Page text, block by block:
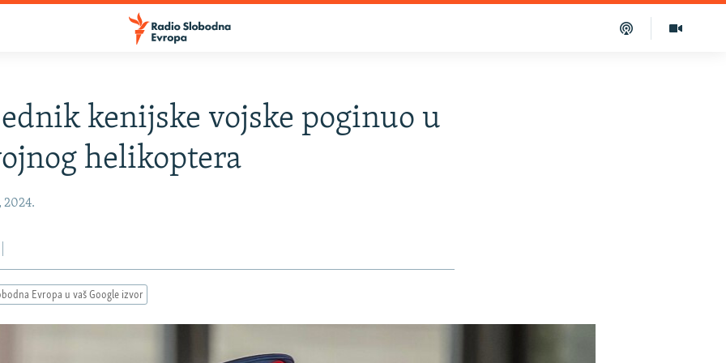
kenijske vojske poginuo u
helikoptera
Evropa u vaš Google izvor